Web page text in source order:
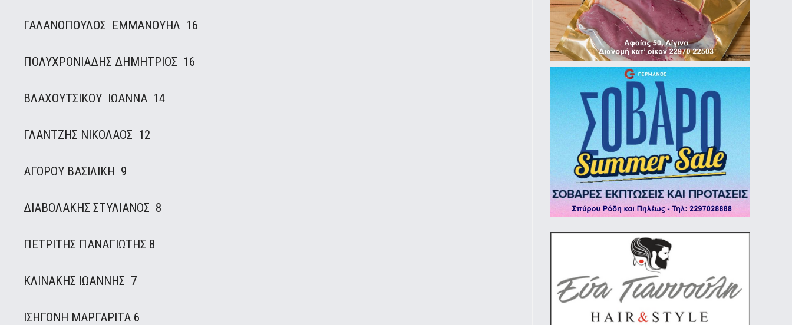
ΓΑΛΑΝΟΠΟΥΛΟΣ ΕΜΜΑΝΟΥΗΛ 16
ΠΟΛΥΧΡΟΝΙΑΔΗΣ ΔΗΜΗΤΡΙΟΣ 16
ΒΛΑΧΟΥΤΣΙΚΟΥ ΙΩΑΝΝΑ 14
ΓΛΑΝΤΖΗΣ ΝΙΚΟΛΑΟΣ 12
ΑΓΟΡΟΥ ΒΑΣΙΛΙΚΗ 9
ΔΙΑΒΟΛΑΚΗΣ ΣΤΥΛΙΑΝΟΣ 8
ΠΕΤΡΙΤΗΣ ΠΑΝΑΓΙΩΤΗΣ 8
ΚΛΙΝΑΚΗΣ ΙΩΑΝΝΗΣ 7
ΙΣΗΓΟΝΗ ΜΑΡΓΑΡΙΤΑ 6